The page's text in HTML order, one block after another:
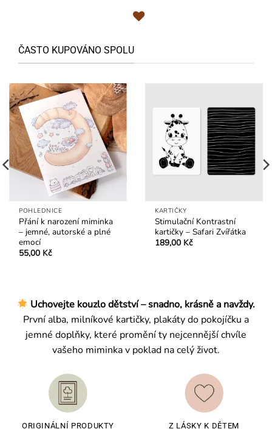
ČASTO KUPOVÁNO SPOLU
KARTIČKY
Kontrastní kartičky –
Zvířátka
289,00
ZÁLOŽKY DO KNIHY
Záložka do knihy Les –
stylová ilustrace pro
knihomoly a milovníky
Uchovejte kouzlo dětství – snadno, krásně a navždy.
První alba, milníkové kartičky, plakáty do pokojíčku a
jemné doplňky, které promění ty nejcennější chvíle
vašeho miminka v poklad na celý život.
ORIGINÁLNÍ PRODUKTY Z LÁSKY K DĚTEM